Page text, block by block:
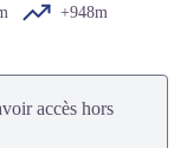
+948m
accès hors